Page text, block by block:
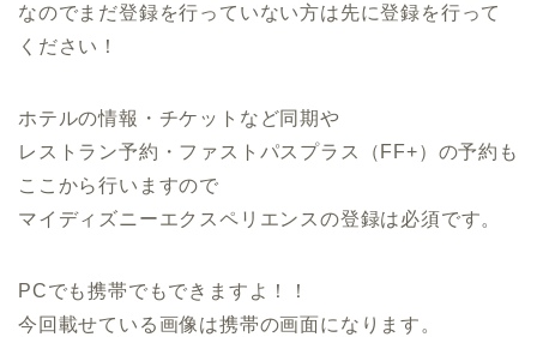
なのでまだ登録を行っていない方は先に登録を行って
ください！
ホテルの情報・チケットなど同期や
レストラン予約・ファストパスプラス（FF+）の予約も
ここから行いますので
マイディズニーエクスペリエンスの登録は必須です。
PCでも携帯でもできますよ！！
今回載せている画像は携帯の画面になります。